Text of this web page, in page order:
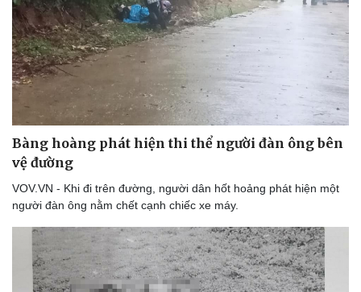
Thể thao
Bóng đá
Lịch thi đấu bóng đá
Thế giới thể thao
eSports
Ô tô - Xe máy
Ô tô
Xe máy
Tư vấn
Bàng hoàng phát hiện thi thể người đàn ông bên
vệ đường
VOV.VN - Khi đi trên đường, người dân hốt hoảng phát hiện một
người đàn ông nằm chết cạnh chiếc xe máy.